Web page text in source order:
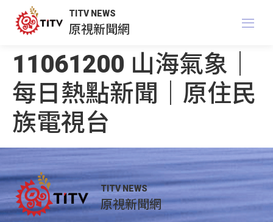
TITV NEWS
原視新聞網
11061200 山海氣象｜
每日熱點新聞｜原住民
族電視台
TITV NEWS
原視新聞網